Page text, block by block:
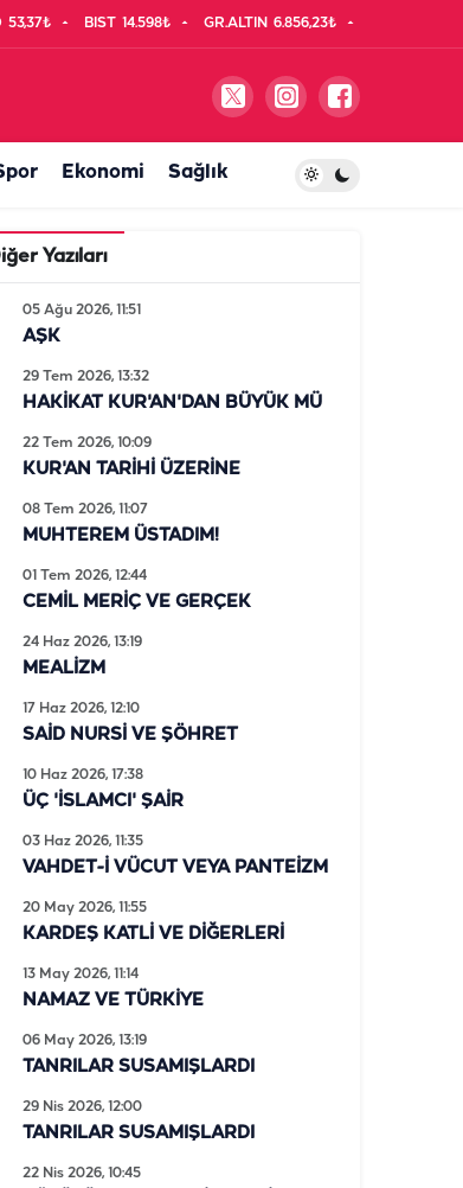
53,37₺ BIST 14.598₺ GR.ALTIN 6.856,23₺
Ekonomi Sağlık
Yazıları
AŞK
05 Ağu 2026, 11:51
HAKİKAT KUR'AN'DAN BÜYÜK MÜ
29 Tem 2026, 13:32
KUR'AN TARİHİ ÜZERİNE
22 Tem 2026, 10:09
MUHTEREM ÜSTADIM!
08 Tem 2026, 11:07
CEMİL MERİÇ VE GERÇEK
01 Tem 2026, 12:44
MEALİZM
24 Haz 2026, 13:19
SAİD NURSİ VE ŞÖHRET
17 Haz 2026, 12:10
ÜÇ 'İSLAMCI' ŞAİR
10 Haz 2026, 17:38
VAHDET-İ VÜCUT VEYA PANTEİZM
03 Haz 2026, 11:35
KARDEŞ KATLİ VE DİĞERLERİ
20 May 2026, 11:55
NAMAZ VE TÜRKİYE
13 May 2026, 11:14
TANRILAR SUSAMIŞLARDI
06 May 2026, 13:19
TANRILAR SUSAMIŞLARDI
29 Nis 2026, 12:00
22 Nis 2026, 10:45